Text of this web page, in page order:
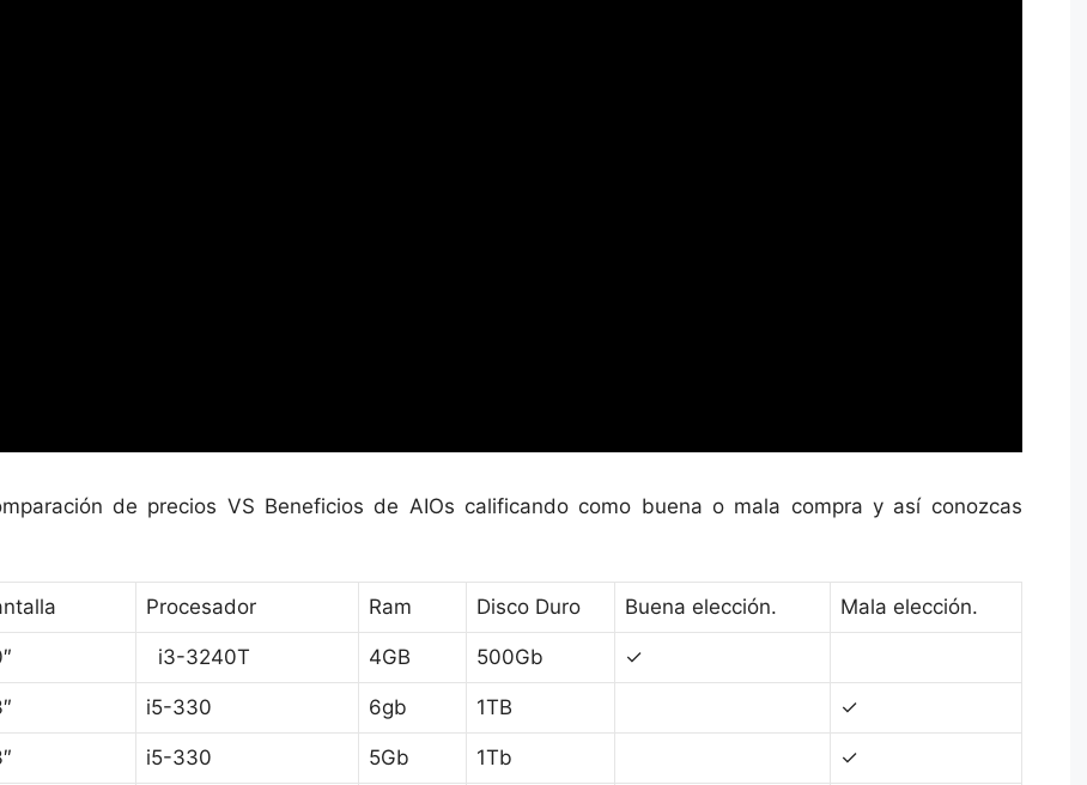
de precios VS Beneficios de AIOs calificando como buena o mala compra y así conozcas
Procesador Ram Disco Duro Buena elección. Mala elección.
i3-3240T 4GB 500Gb ✓
i5-330 6gb 1TB ✓
i5-330 5Gb 1Tb ✓